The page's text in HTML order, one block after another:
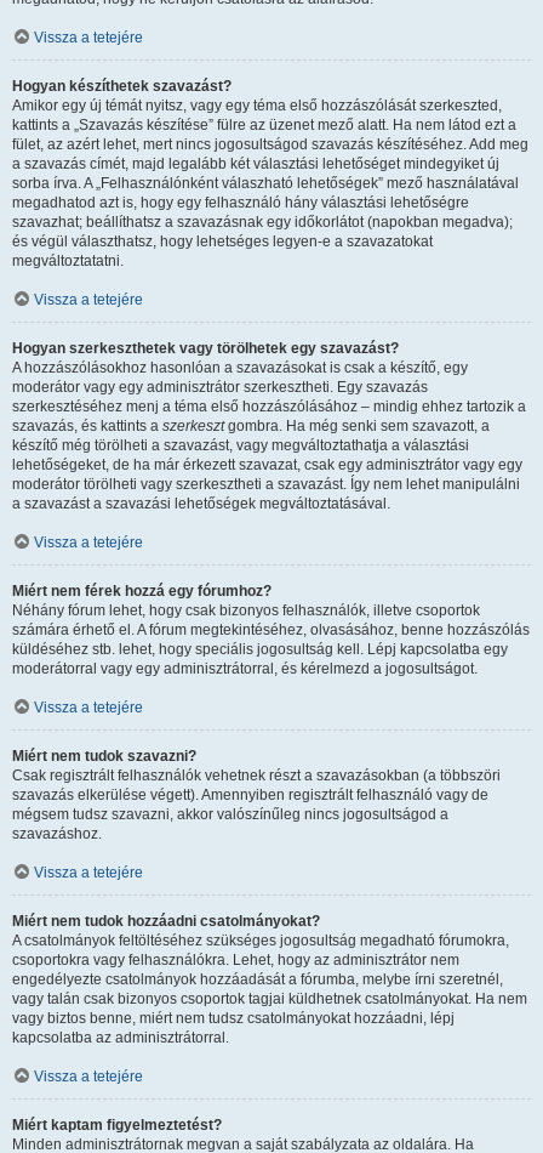
Vissza a tetejére
Hogyan készíthetek szavazást?
Amikor egy új témát nyitsz, vagy egy téma első hozzászólását szerkeszted,
kattints a „Szavazás készítése” fülre az üzenet mező alatt. Ha nem látod ezt a
fület, az azért lehet, mert nincs jogosultságod szavazás készítéséhez. Add meg
a szavazás címét, majd legalább két választási lehetőséget mindegyiket új
sorba írva. A „Felhasználónként válaszható lehetőségek” mező használatával
megadhatod azt is, hogy egy felhasználó hány választási lehetőségre
szavazhat; beállíthatsz a szavazásnak egy időkorlátot (napokban megadva);
és végül választhatsz, hogy lehetséges legyen-e a szavazatokat
megváltoztatatni.
Vissza a tetejére
Hogyan szerkeszthetek vagy törölhetek egy szavazást?
A hozzászólásokhoz hasonlóan a szavazásokat is csak a készítő, egy
moderátor vagy egy adminisztrátor szerkesztheti. Egy szavazás
szerkesztéséhez menj a téma első hozzászólásához – mindig ehhez tartozik a
szavazás, és kattints a szerkesztgombra. Ha még senki sem szavazott, a
készítő még törölheti a szavazást, vagy megváltoztathatja a választási
lehetőségeket, de ha már érkezett szavazat, csak egy adminisztrátor vagy egy
moderátor törölheti vagy szerkesztheti a szavazást. Így nem lehet manipulálni
a szavazást a szavazási lehetőségek megváltoztatásával.
Vissza a tetejére
Miért nem férek hozzá egy fórumhoz?
Néhány fórum lehet, hogy csak bizonyos felhasználók, illetve csoportok
számára érhető el. A fórum megtekintéséhez, olvasásához, benne hozzászólás
küldéséhez stb. lehet, hogy speciális jogosultság kell. Lépj kapcsolatba egy
moderátorral vagy egy adminisztrátorral, és kérelmezd a jogosultságot.
Vissza a tetejére
Miért nem tudok szavazni?
Csak regisztrált felhasználók vehetnek részt a szavazásokban (a többszöri
szavazás elkerülése végett). Amennyiben regisztrált felhasználó vagy de
mégsem tudsz szavazni, akkor valószínűleg nincs jogosultságod a
szavazáshoz.
Vissza a tetejére
Miért nem tudok hozzáadni csatolmányokat?
A csatolmányok feltöltéséhez szükséges jogosultság megadható fórumokra,
csoportokra vagy felhasználókra. Lehet, hogy az adminisztrátor nem
engedélyezte csatolmányok hozzáadását a fórumba, melybe írni szeretnél,
vagy talán csak bizonyos csoportok tagjai küldhetnek csatolmányokat. Ha nem
vagy biztos benne, miért nem tudsz csatolmányokat hozzáadni, lépj
kapcsolatba az adminisztrátorral.
Vissza a tetejére
Miért kaptam figyelmeztetést?
Minden adminisztrátornak megvan a saját szabályzata az oldalára. Ha